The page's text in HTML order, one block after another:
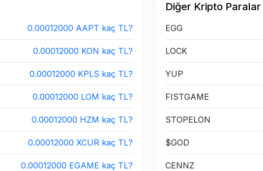
0.00012000 AAPT kaç TL?
0.00012000 KON kaç TL?
0.00012000 KPLS kaç TL?
0.00012000 LOM kaç TL?
0.00012000 HZM kaç TL?
0.00012000 XCUR kaç TL?
0.00012000 EGAME kaç TL?
Diğer Kripto Paralar
EGG
LOCK
YUP
FISTGAME
STOPELON
$GOD
CENNZ